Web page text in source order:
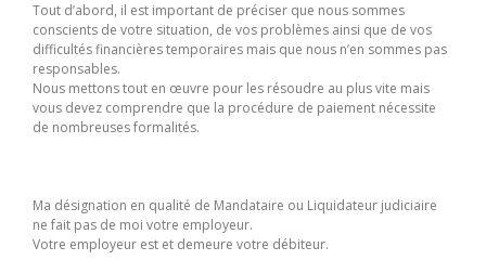
Tout d’abord, il est important de préciser que nous sommes
conscients de votre situation, de vos problèmes ainsi que de vos
difficultés financières temporaires mais que nous n’en sommes pas
responsables.
Nous mettons tout en œuvre pour les résoudre au plus vite mais
vous devez comprendre que la procédure de paiement nécessite
de nombreuses formalités.
Ma désignation en qualité de Mandataire ou Liquidateur judiciaire
ne fait pas de moi votre employeur.
Votre employeur est et demeure votre débiteur.